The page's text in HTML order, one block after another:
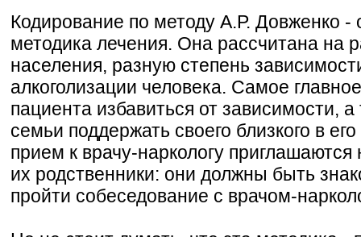
Кодирование по методу А.Р. Довженко -
методика лечения. Она рассчитана на
населения, разную степень
алкоголизации человека. Самое
пациента избавиться от зависимости,
семьи поддержать своего близкого в
прием к врачу-наркологу
их родственники: они должны быть
пройти собеседование с врачом-